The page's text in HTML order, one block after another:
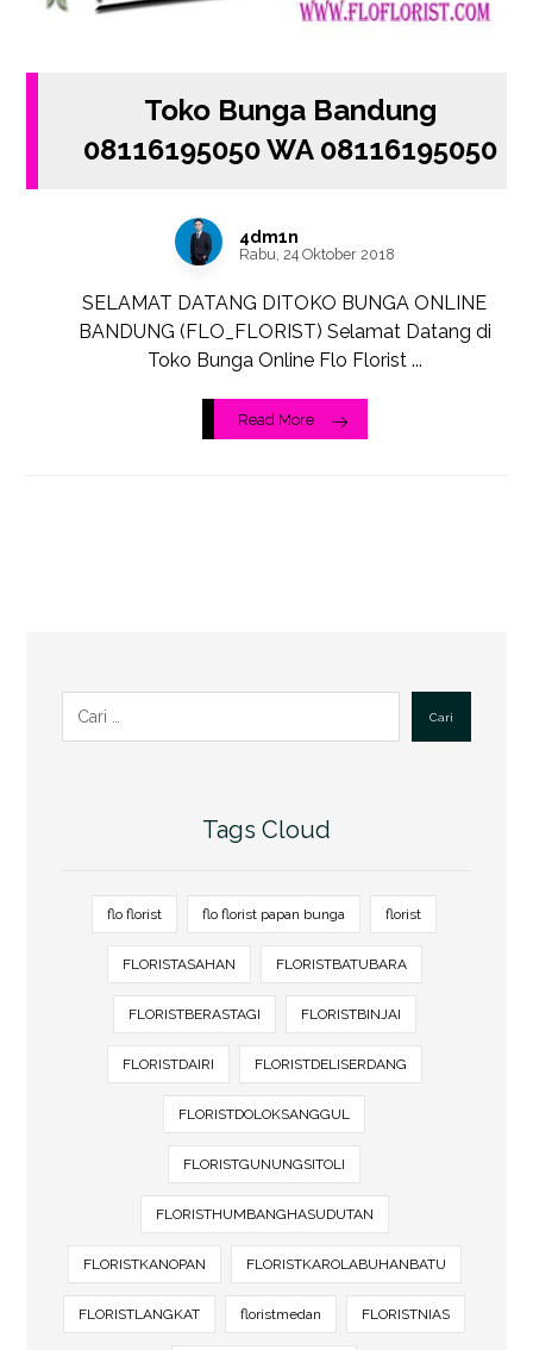
Toko Bunga Bandung
08116195050 WA 08116195050
4dm1n
Rabu, 24 Oktober 2018
SELAMAT DATANG DITOKO BUNGA ONLINE
BANDUNG (FLO_FLORIST) Selamat Datang di
Toko Bunga Online Flo Florist ...
Read More
Cari
Tags Cloud
flo florist flo florist papan bunga florist
FLORISTASAHAN FLORISTBATUBARA
FLORISTBERASTAGI FLORISTBINJAI
FLORISTDAIRI FLORISTDELISERDANG
FLORISTDOLOKSANGGUL
FLORISTGUNUNGSITOLI
FLORISTHUMBANGHASUDUTAN
FLORISTKANOPAN FLORISTKAROLABUHANBATU
FLORISTLANGKAT floristmedan FLORISTNIAS